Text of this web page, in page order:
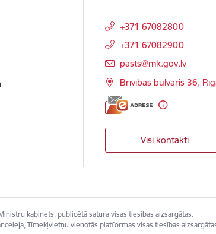
+371 67082800
+371 67082900
E-pasts:
pasts@mk.gov.lv
Brīvības bulvāris 36,
Visi kontakti
kabinets, publicētā satura visas tiesības aizsargātas.
Tīmekļvietņu vienotās platformas visas tiesības